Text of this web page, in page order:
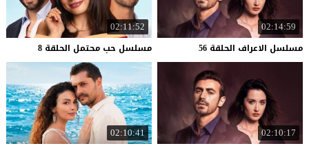
02:14:59
مسلسل الاعراف الحلقة 56
02:11:52
مسلسل حب محتمل الحلقة 8
02:10:17
02:10:41